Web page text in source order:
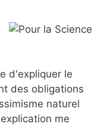
d'expliquer le
des obligations
naturel
me